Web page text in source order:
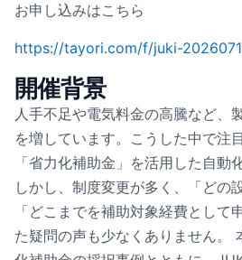
お申し込みはこちら
https://tayori.com/f/juki-
開催背景
人手不足や電気料金の高騰など、
を増しています。こうした中で注
「省力化補助金」を活用した自動
しかし、制度変更が多く、「どの
「どこまでを補助対象経費として
た疑問の声も少なくありません。